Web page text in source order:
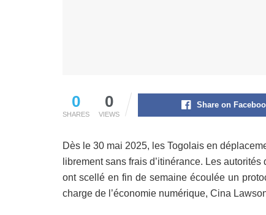
0
SHARES
0
VIEWS
Share on
Dès le 30 mai 2025, les Togolais en
librement sans frais d’itinérance. Les
ont scellé en fin de semaine écoulée un
charge de l’économie numérique, Cina